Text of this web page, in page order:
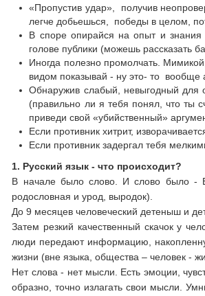
«Пропустив удар», получив
легче добьешься, победы в целом,
В споре опирайся на опыт и знания
голове публики (можешь рассказать
Иногда полезно промолчать.
видом показывай - ну это- то вообще
Обнаружив слабый, невыгодный для
(правильно ли я тебя понял, что ты
приведи свой «убийственный»
Если противник хитрит,
Если противник задергал тебя
1. Русский язык - что происходит?
В начале было слово. И слово было -
родословная и урод, выродок).
До 9 месяцев человеческий детеныш и
Затем резкий качественный скачок у
люди передают информацию,
жизни (вне языка, общества – человек -
Нет слова - нет мысли. Есть эмоции,
образно, точно излагать свои мысли.